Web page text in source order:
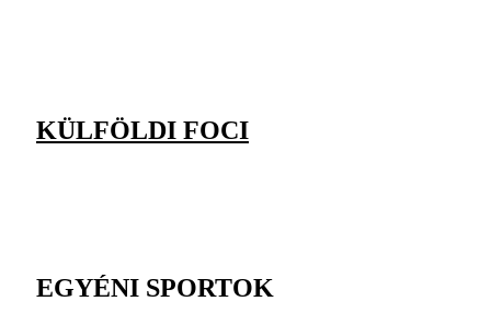
KÜLFÖLDI FOCI
EGYÉNI SPORTOK